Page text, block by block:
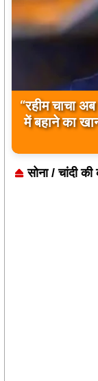
बिलावल भुट्टो
बयान पर
सोना / चांदी की